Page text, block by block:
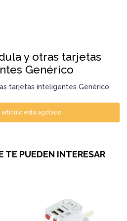
y otras tarjetas
Genérico
tarjetas inteligentes Genérico
artículo está agotado.
TE PUEDEN INTERESAR